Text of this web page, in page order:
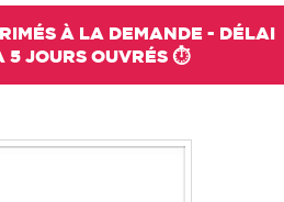
À LA DEMANDE - DÉLAI
5 JOURS OUVRÉS ⏱️